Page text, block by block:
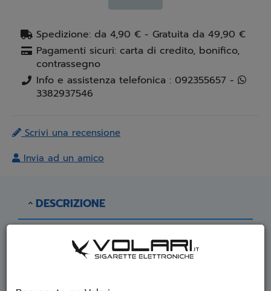
Spedizione: da 4,90 € - Gratuita da 49,90 €
Pagamenti sicuri: carta di credito, bonifico,
contrassegno
Info e assistenza telefonica : 092355657 -
3382937546
Scrivi una recensione
Invia ad un amico
DESCRIZIONE
Gusto: Gomma da masticare al mango con